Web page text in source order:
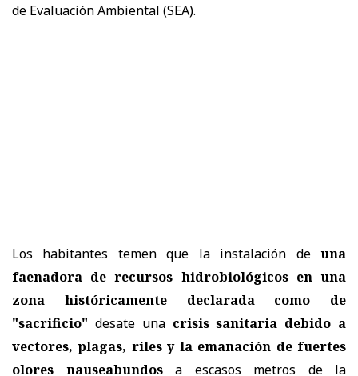
de Evaluación Ambiental (SEA).
Los habitantes temen que la instalación de una
faenadora de recursos hidrobiológicos en una
zona históricamente declarada como de
"sacrificio" desate una crisis sanitaria debido a
vectores, plagas, riles y la emanación de fuertes
olores nauseabundosa escasos metros de la